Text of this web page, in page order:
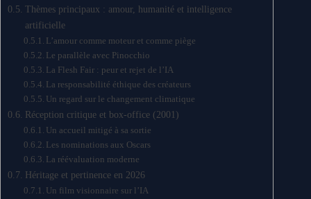
Thèmes principaux : amour, humanité et intelligence
artificielle
L’amour comme moteur et comme piège
Le parallèle avec Pinocchio
La Flesh Fair : peur et rejet de l’IA
La responsabilité éthique des créateurs
Un regard sur le changement climatique
Réception critique et box-office (2001)
Un accueil mitigé à sa sortie
Les nominations aux Oscars
La réévaluation moderne
Héritage et pertinence en 2026
Un film visionnaire sur l’IA